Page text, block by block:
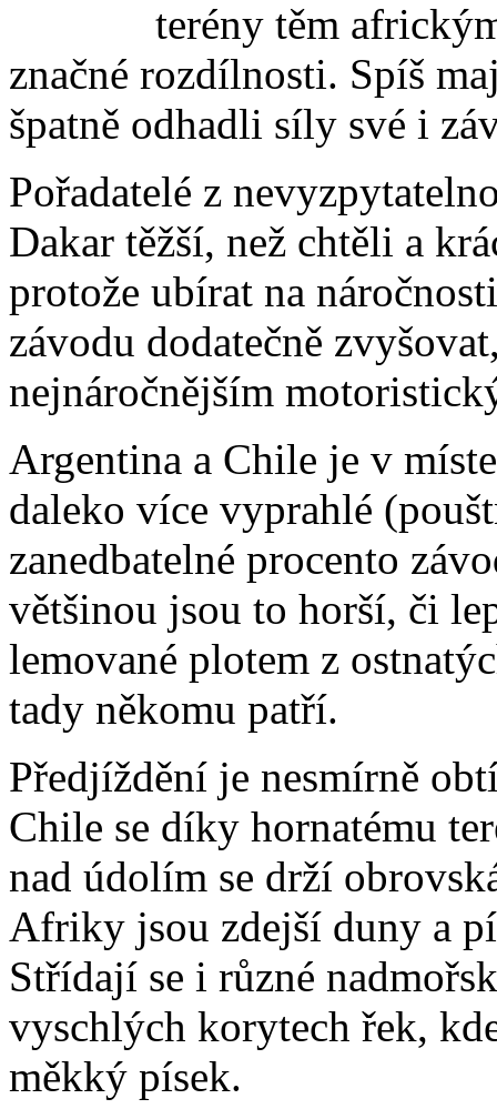
terény těm
značné rozdílnosti. Spíš
špatně odhadli síly své i
Pořadatelé z
Dakar těžší, než chtěli a
protože ubírat na
závodu dodatečně
nejnáročnějším
Argentina a Chile je v
daleko více vyprahlé
zanedbatelné procento
většinou jsou to horší, či
lemované plotem z
tady někomu patří.
Předjíždění je nesmírně
Chile se díky hornatému
nad údolím se drží
Afriky jsou zdejší duny a
Střídají se i různé
vyschlých korytech řek,
měkký písek.